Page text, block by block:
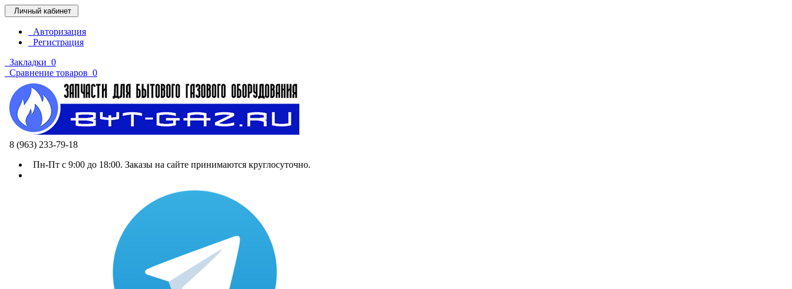
Личный кабинет
Авторизация
Регистрация
Закладки 0
Сравнение товаров 0
8 (963) 233-79-18
Пн-Пт с 9:00 до 18:00. Заказы на сайте принимаются круглосуточно.